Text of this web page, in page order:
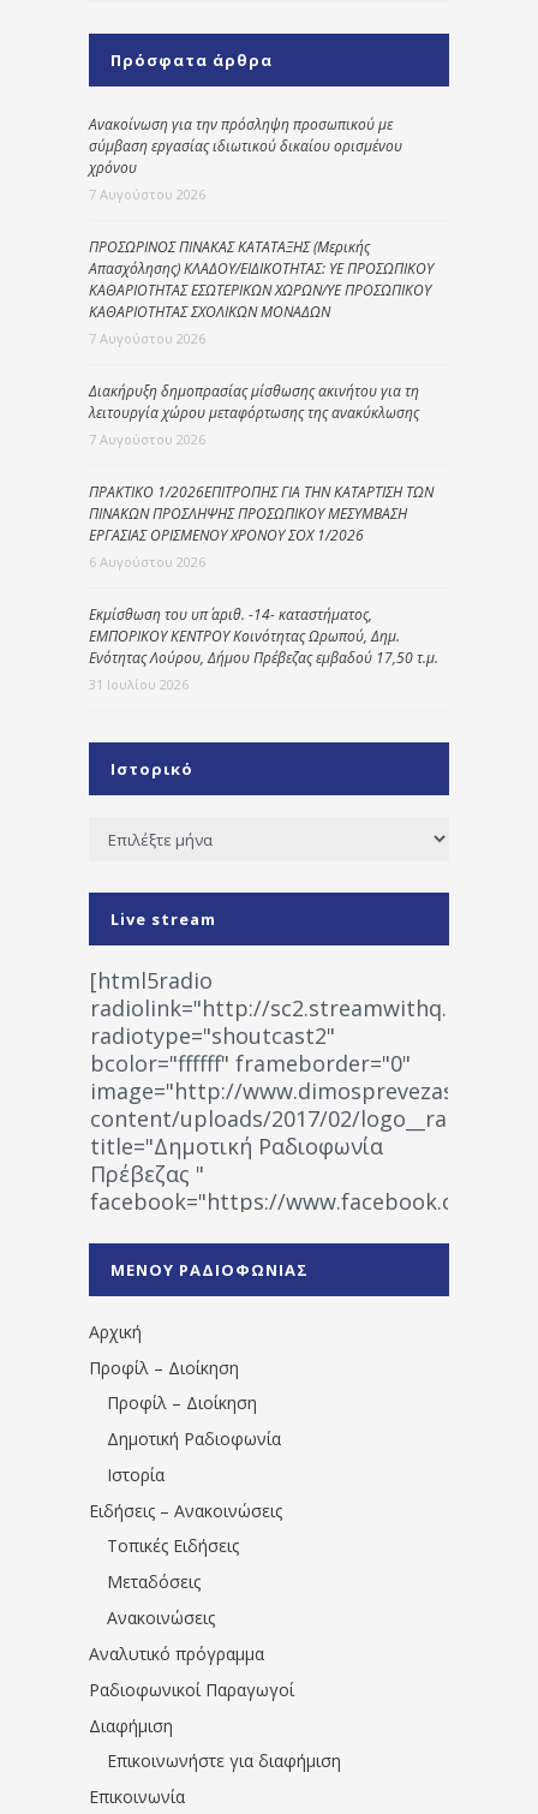
Πρόσφατα άρθρα
Ανακοίνωση για την πρόσληψη προσωπικού με
σύμβαση εργασίας ιδιωτικού δικαίου ορισμένου
χρόνου
7 Αυγούστου 2026
ΠΡΟΣΩΡΙΝΟΣ ΠΙΝΑΚΑΣ ΚΑΤΑΤΑΞΗΣ (Μερικής
Απασχόλησης) ΚΛΑΔΟΥ/ΕΙΔΙΚΟΤΗΤΑΣ: ΥΕ ΠΡΟΣΩΠΙΚΟΥ
ΚΑΘΑΡΙΟΤΗΤΑΣ ΕΣΩΤΕΡΙΚΩΝ ΧΩΡΩΝ/ΥΕ ΠΡΟΣΩΠΙΚΟΥ
ΚΑΘΑΡΙΟΤΗΤΑΣ ΣΧΟΛΙΚΩΝ ΜΟΝΑΔΩΝ
7 Αυγούστου 2026
Διακήρυξη δημοπρασίας μίσθωσης ακινήτου για τη
λειτουργία χώρου μεταφόρτωσης της ανακύκλωσης
7 Αυγούστου 2026
ΠΡΑΚΤΙΚΟ 1/2026ΕΠΙΤΡΟΠΗΣ ΓΙΑ ΤΗΝ ΚΑΤΑΡΤΙΣΗ ΤΩΝ
ΠΙΝΑΚΩΝ ΠΡΟΣΛΗΨΗΣ ΠΡΟΣΩΠΙΚΟΥ ΜΕΣΥΜΒΑΣΗ
ΕΡΓΑΣΙΑΣ ΟΡΙΣΜΕΝΟΥ ΧΡΟΝΟΥ ΣΟΧ 1/2026
6 Αυγούστου 2026
Εκμίσθωση του υπ΄ αριθ. -14- καταστήματος,
ΕΜΠΟΡΙΚΟΥ ΚΕΝΤΡΟΥ Κοινότητας Ωρωπού, Δημ.
Ενότητας Λούρου, Δήμου Πρέβεζας εμβαδού 17,50 τ.μ.
31 Ιουλίου 2026
Ιστορικό
Ιστορικό
Live stream
[html5radio
radiolink="http://
radiotype="shoutcast2"
bcolor="ffffff" frameborder="0"
image="http://www.dimosprevezas.gr/wp-
content/uploads/2017/02/
title="Δημοτική Ραδιοφωνία
Πρέβεζας "
facebook="https://www.facebook.com/
1531194763766854/" artist="" ]
ΜΕΝΟΥ ΡΑΔΙΟΦΩΝΙΑΣ
Αρχική
Προφίλ – Διοίκηση
Προφίλ – Διοίκηση
Δημοτική Ραδιοφωνία
Ιστορία
Ειδήσεις – Ανακοινώσεις
Τοπικές Ειδήσεις
Μεταδόσεις
Ανακοινώσεις
Αναλυτικό πρόγραμμα
Ραδιοφωνικοί Παραγωγοί
Διαφήμιση
Επικοινωνήστε για διαφήμιση
Επικοινωνία